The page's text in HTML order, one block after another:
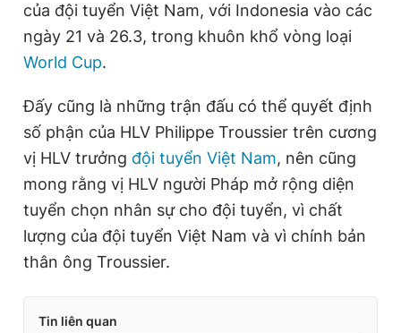
của đội tuyển Việt Nam, với Indonesia vào các
ngày 21 và 26.3, trong khuôn khổ vòng loại
World Cup.
Đấy cũng là những trận đấu có thể quyết định
số phận của HLV Philippe Troussier trên cương
vị HLV trưởng đội tuyển Việt Nam, nên cũng
mong rằng vị HLV người Pháp mở rộng diện
tuyển chọn nhân sự cho đội tuyển, vì chất
lượng của đội tuyển Việt Nam và vì chính bản
thân ông Troussier.
Tin liên quan